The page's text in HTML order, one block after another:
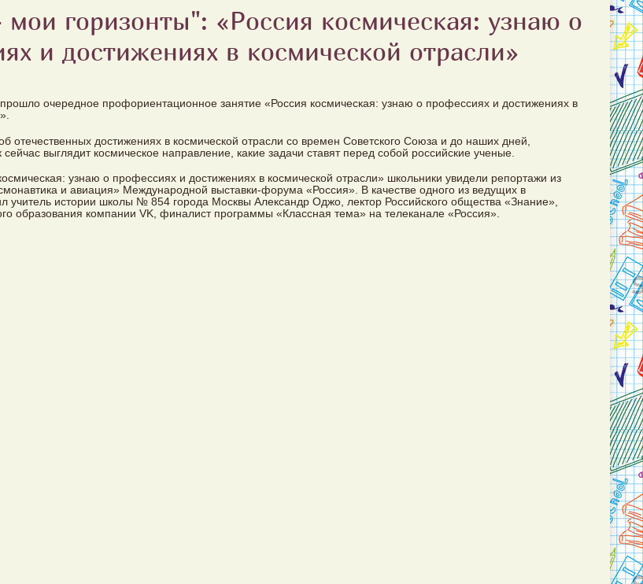
мои горизонты": «Россия космическая: узнаю о
и достижениях в космической отрасли»
очередное профориентационное занятие «Россия космическая: узнаю о профессиях и достижениях в
отечественных достижениях в космической отрасли со времен Советского Союза и до наших дней,
сейчас выглядит космическое направление, какие задачи ставят перед собой российские ученые.
узнаю о профессиях и достижениях в космической отрасли» школьники увидели репортажи из
и авиация» Международной выставки-форума «Россия». В качестве одного из ведущих в
учитель истории школы № 854 города Москвы Александр Оджо, лектор Российского общества «Знание»,
образования компании VK, финалист программы «Классная тема» на телеканале «Россия».